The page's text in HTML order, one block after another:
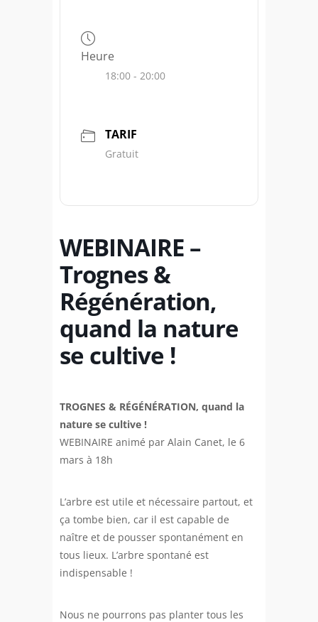
Heure
18:00 - 20:00
TARIF
Gratuit
WEBINAIRE –
Trognes &
Régénération,
quand la nature
se cultive !
TROGNES & RÉGÉNÉRATION, quand la
nature se cultive !
WEBINAIRE animé par Alain Canet, le 6
mars à 18h
L’arbre est utile et nécessaire partout, et
ça tombe bien, car il est capable de
naître et de pousser spontanément en
tous lieux. L’arbre spontané est
indispensable !
Nous ne pourrons pas planter tous les